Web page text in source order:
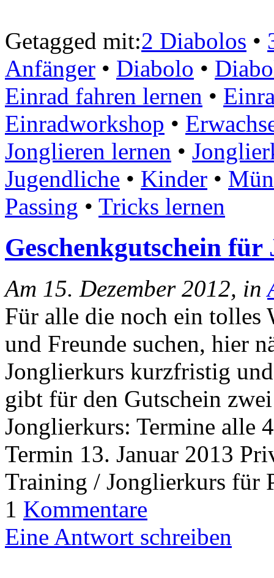
Getagged mit:2 Diabolos •
Anfänger • Diabolo •
Einrad fahren lernen •
Einradworkshop •
Jonglieren lernen •
Jugendliche • Kinder •
Passing • Tricks lernen
Geschenkgutschein
Am 15. Dezember 2012, in
Für alle die noch ein tolles
und Freunde suchen, hier
Jonglierkurs kurzfristig
gibt für den Gutschein
Jonglierkurs: Termine alle
Termin 13. Januar 2013
Training / Jonglierkurs für
1 Kommentare
Eine Antwort schreiben